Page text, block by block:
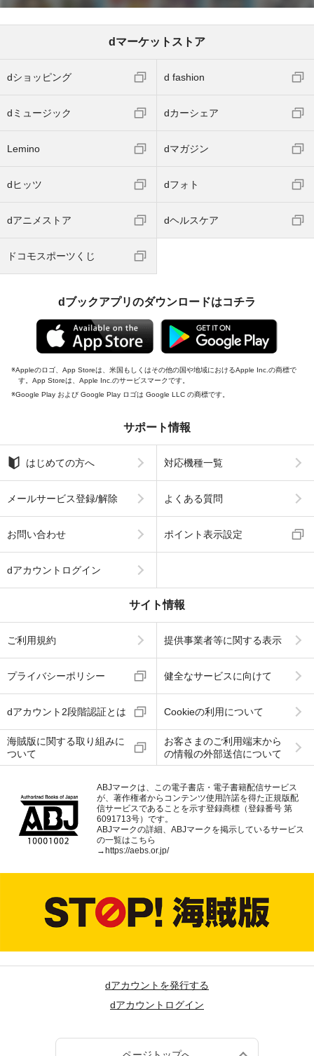
dマーケットストア
dショッピング d fashion
dミュージック dカーシェア
Lemino dマガジン
dヒッツ dフォト
dアニメストア dヘルスケア
ドコモスポーツくじ
dブックアプリのダウンロードはコチラ
Appleのロゴ、App Storeは、米国もしくはその他の国や地域におけるApple Inc.の商標で
す。App Storeは、Apple Inc.のサービスマークです。
Google Play および Google Play ロゴは Google LLC の商標です。
サポート情報
はじめての方へ 対応機種一覧
メールサービス登録/解除 よくある質問
お問い合わせ ポイント表示設定
dアカウントログイン
サイト情報
ご利用規約 提供事業者等に関する表示
プライバシーポリシー 健全なサービスに向けて
dアカウント2段階認証とは Cookieの利用について
海賊版に関する取り組みに
ついて
お客さまのご利用端末から
の情報の外部送信について
ABJマークは、この電子書店・電子書籍配信サービス
が、著作権者からコンテンツ使用許諾を得た正規版配
信サービスであることを示す登録商標（登録番号 第
6091713号）です。
ABJマークの詳細、ABJマークを掲示しているサービス
の一覧はこちら
→ https://aebs.or.jp/
dアカウントを発行する
dアカウントログイン